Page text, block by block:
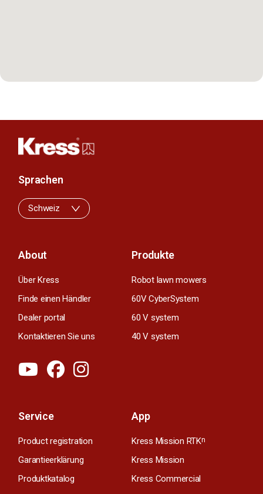
About
Über Kress
Finde einen Händler
Dealer portal
Kontaktieren Sie uns
Produkte
Robot lawn mowers
60V CyberSystem
60 V system
40 V system
Service
Product registration
Garantieerklärung
Produktkatalog
App
Kress Mission RTKn
Kress Mission
Kress Commercial
Sprachen
Schweiz